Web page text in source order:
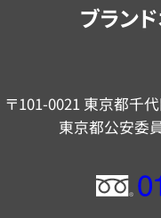
ブラン
〒101-0021 東京都千
東京都公安委
フ